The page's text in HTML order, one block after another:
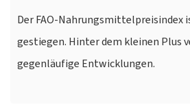
Der FAO-Nahrungsmittelpreisindex
gestiegen. Hinter dem kleinen Plus
gegenläufige Entwicklungen.